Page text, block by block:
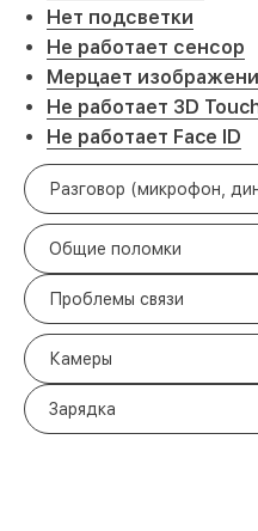
Нет подсветки
Не работает сенсор
Мерцает
Не работает 3D
Не работает Face ID
Разговор (микрофон,
Общие поломки
Проблемы связи
Камеры
Зарядка